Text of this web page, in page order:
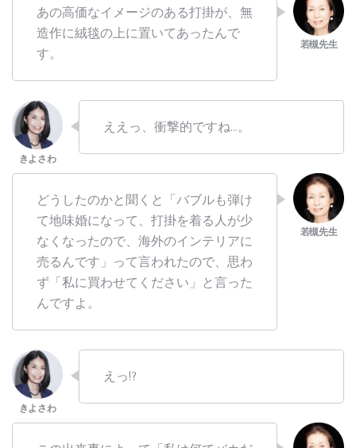
あの高価なイメージのある打掛が、無
造作に絨毯の上に置いてあったんで
す。
ええっ、衝撃的ですね…。
どうしたのかと聞くと「バブルも弾け
て地味婚になって、打掛を着る人が少
なくなったので、海外のインテリアに
売るんです」って言われたので、思わ
ず「私に買わせてください」と言った
んですよ。
えっ!?